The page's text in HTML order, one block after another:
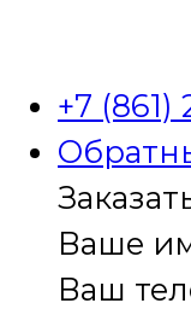
+7 (861)
Ваше
Ваш